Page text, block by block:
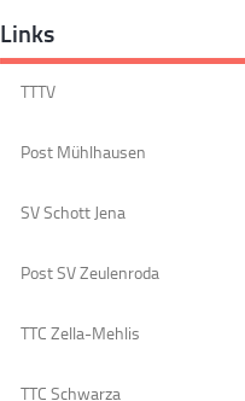
Links
TTTV
Post Mühlhausen
SV Schott Jena
Post SV Zeulenroda
TTC Zella-Mehlis
TTC Schwarza